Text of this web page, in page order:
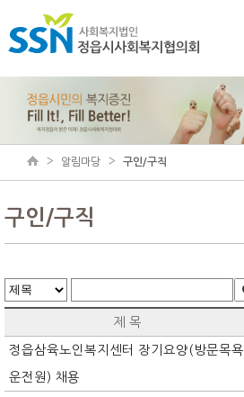
알림마당 구인/구직
구인/구직
제 목
정읍삼육노인복지센터 장기요양(방문목욕
운전원) 채용